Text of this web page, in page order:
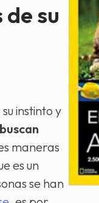
su
instinto y
buscan
maneras
es un
se han